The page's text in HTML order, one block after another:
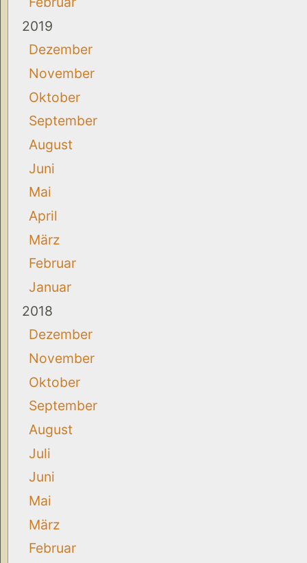
2019
Dezember
November
Oktober
September
August
Juni
Mai
April
März
Februar
Januar
2018
Dezember
November
Oktober
September
August
Juli
Juni
Mai
März
Februar